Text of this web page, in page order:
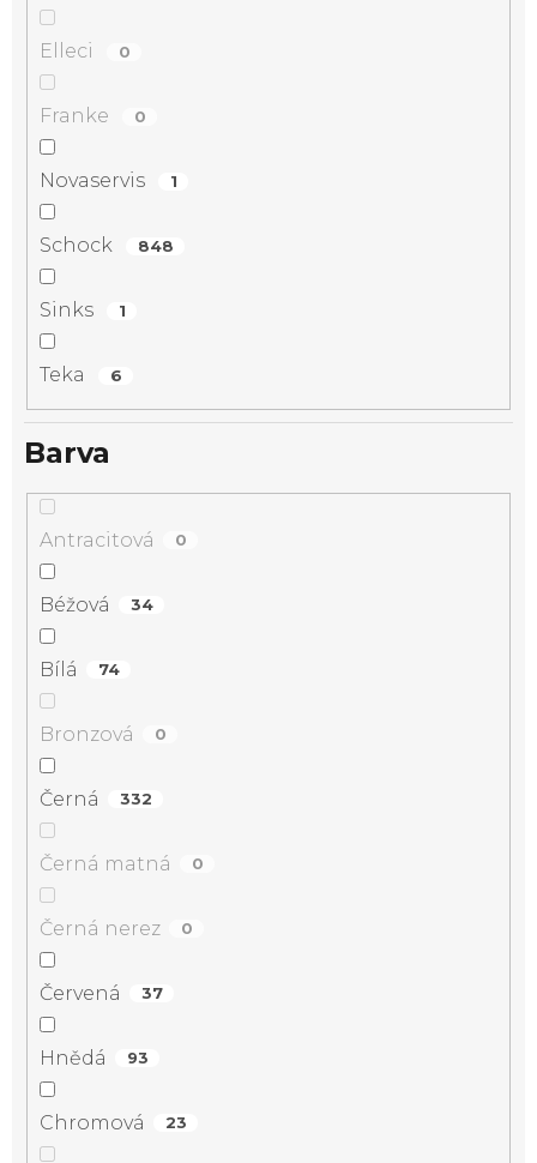
Elleci 0
Franke 0
Novaservis 1
Schock 848
Sinks 1
Teka 6
Barva
Antracitová 0
Béžová 34
Bílá 74
Bronzová 0
Černá 332
Černá matná 0
Černá nerez 0
Červená 37
Hnědá 93
Chromová 23